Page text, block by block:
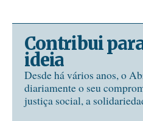
Contribui
ideia
Desde há vários anos, o
diariamente o seu
justiça social, a